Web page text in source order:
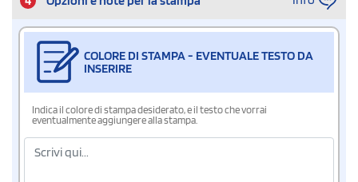
COLORE DI STAMPA - EVENTUALE TESTO DA
INSERIRE
Indica il colore di stampa desiderato, e il testo che vorrai
eventualmente aggiungere alla stampa.